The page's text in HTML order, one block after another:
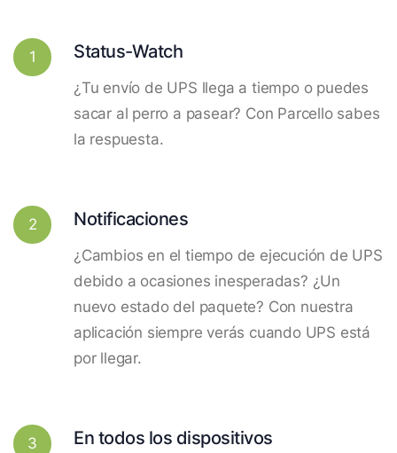
1 Status-Watch
¿Tu envío de UPS llega a tiempo o puedes
sacar al perro a pasear? Con Parcello sabes
la respuesta.
2 Notificaciones
¿Cambios en el tiempo de ejecución de UPS
debido a ocasiones inesperadas? ¿Un
nuevo estado del paquete? Con nuestra
aplicación siempre verás cuando UPS está
por llegar.
3 En todos los dispositivos